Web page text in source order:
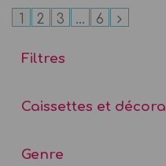
1 2 3 ... 6
Filtres
Caissettes et
Genre